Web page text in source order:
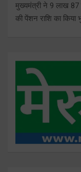
मुख्यमंत्री ने 9 लाख 87
की पेंशन राशि का किया